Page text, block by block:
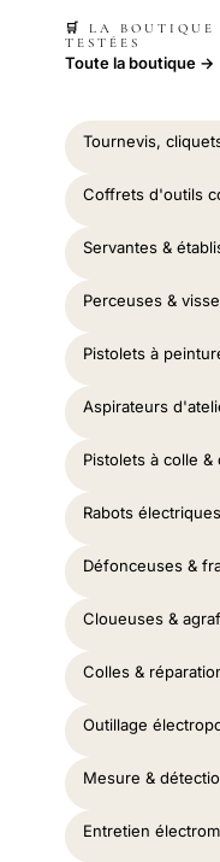
🛒 LA BOUTIQUE
TESTÉES
Toute la boutique →
Tournevis,
Coffrets d'outils
Servantes &
Perceuses &
Pistolets à
Aspirateurs
Pistolets à colle
Rabots électriques
Défonceuses &
Cloueuses &
Colles &
Outillage
Mesure &
Entretien